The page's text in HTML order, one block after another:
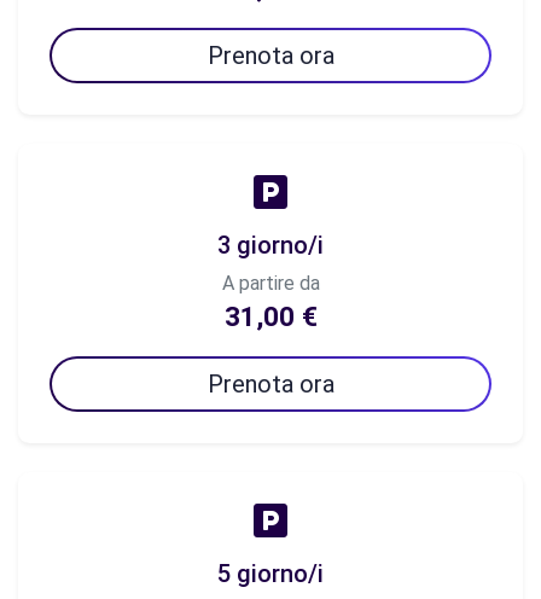
Prenota ora
3 giorno/i
A partire da
31,00 €
Prenota ora
5 giorno/i